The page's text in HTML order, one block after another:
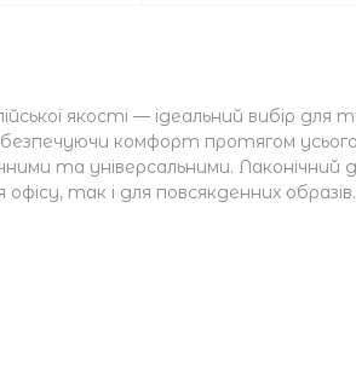
якості — ідеальний вибір
комфорт протягом
та універсальними. Лаконічний
так і для повсякденних образів.